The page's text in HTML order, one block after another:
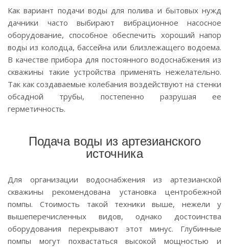
Как вариант подачи воды для полива и бытовых нужд
дачники часто выбирают вибрационное насосное
оборудование, способное обеспечить хороший напор
воды из колодца, бассейна или близлежащего водоема.
В качестве прибора для постоянного водоснабжения из
скважины такие устройства применять нежелательно.
Так как создаваемые колебания воздействуют на стенки
обсадной трубы, постепенно разрушая ее
герметичность.
Подача воды из артезианского
источника
Для организации водоснабжения из артезианской
скважины рекомендована установка центробежной
помпы. Стоимость такой техники выше, нежели у
вышеперечисленных видов, однако достоинства
оборудования перекрывают этот минус. Глубинные
помпы могут похвастаться высокой мощностью и